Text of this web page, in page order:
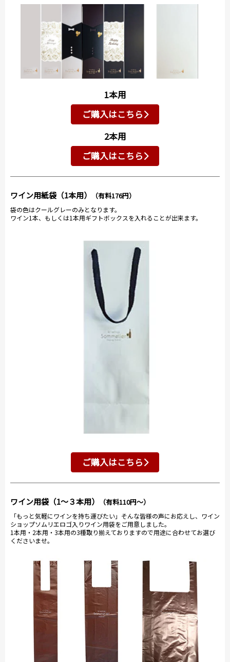
1本用
ご購入はこちら
2本用
ご購入はこちら
ワイン用紙袋（1本用） （有料176円）
袋の色はクールグレーのみとなります。
ワイン1本、もしくは1本用ギフトボックスを入れることが出来ます。
ご購入はこちら
ワイン用袋（1～３本用） （有料110円～）
「もっと気軽にワインを持ち運びたい」そんな皆様の声にお応えし、ワイン
ショップソムリエロゴ入りワイン用袋をご用意しました。
1本用・2本用・3本用の3種取り揃えておりますので用途に合わせてお選び
くださいませ。